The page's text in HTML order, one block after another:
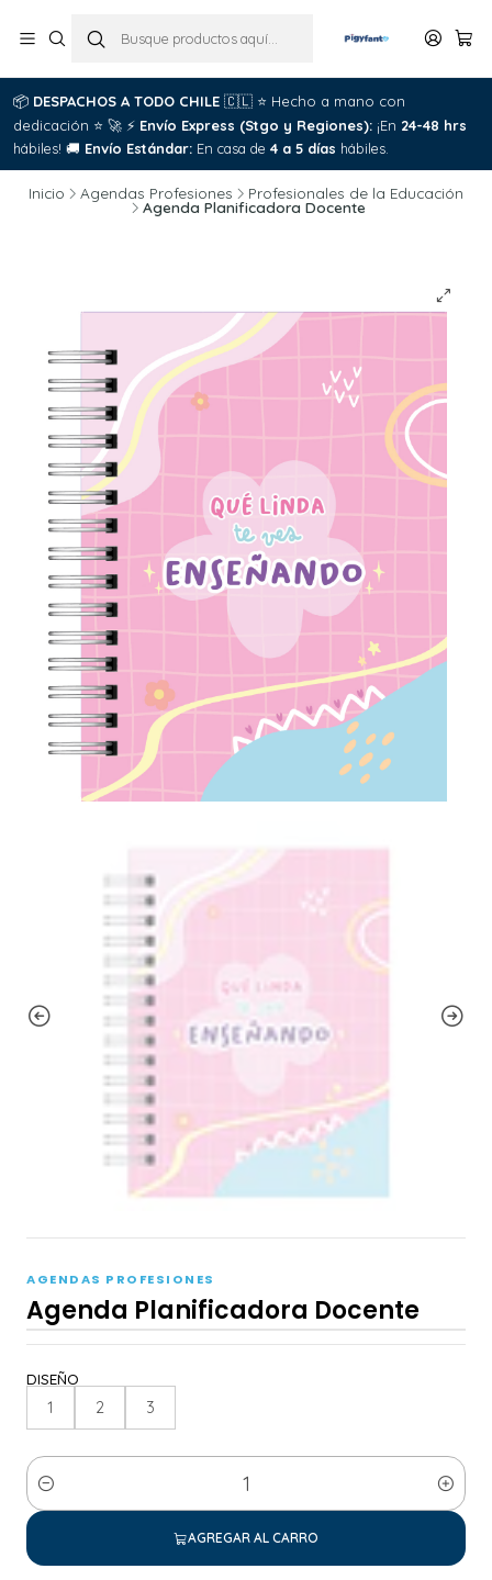
📦 DESPACHOS A TODO CHILE 🇨🇱 ⭐ Hecho a mano con
dedicación ⭐ 🚀 ⚡ Envío Express (Stgo y Regiones): ¡En 24-48 hrs
hábiles! 🚚 Envío Estándar: En casa de 4 a 5 días hábiles.
Inicio Agendas Profesiones Profesionales de la Educación
Agenda Planificadora Docente
AGENDAS PROFESIONES
Agenda Planificadora Docente
DISEÑO
1 2 3
Cantidad
AGREGAR AL CARRO